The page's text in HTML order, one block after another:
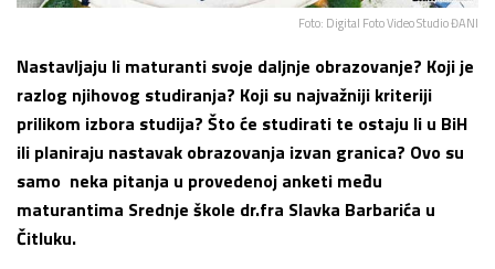
Foto: Digital Foto Video Studio ĐANI
Nastavljaju li maturanti svoje daljnje obrazovanje? Koji je
razlog njihovog studiranja? Koji su najvažniji kriteriji
prilikom izbora studija? Što će studirati te ostaju li u BiH
ili planiraju nastavak obrazovanja izvan granica? Ovo su
samo neka pitanja u provedenoj anketi među
maturantima Srednje škole dr.fra Slavka Barbarića u
Čitluku.